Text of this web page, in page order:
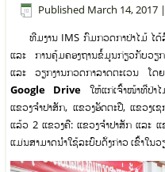
Published March 14, 2017 |
ທີມງານ IMS ກົມກວດກາປ່າໄມ້ ໄດ້
ແລະ ການຄຸ້ມຄອງຖານຂໍ້ມູນກ່ຽວກັບວຽ
ແລະ ວຽກງານກວດກາລາດຕະເວນ ໂດ
Google Drive ໃຫ້ແກ່ເຈົ້າໜ້າທີ່ປ່າ
ແຂວງຈຳປາສັກ, ແຂວງອັດຕະປື, ແຂວງເ
ແລ້ວ 2 ແຂວງຄື: ແຂວງຈຳປາສັກ ແລະ
ແມ່ນສາມາດນຳໃຊ້ລະບົບດັ່ງກ່າວ ເຂົ້າໃນວ